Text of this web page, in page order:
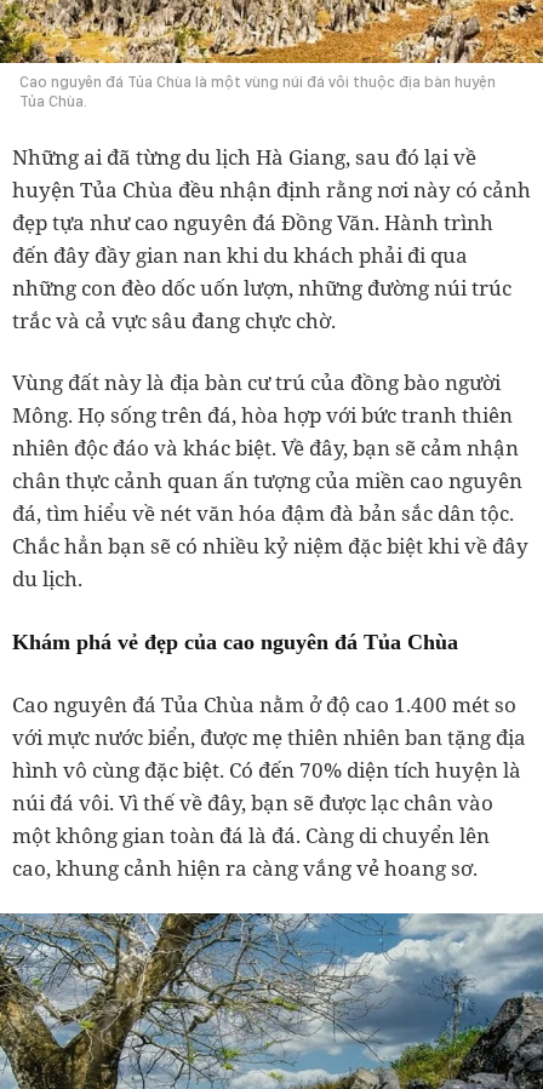
Cao nguyên đá Tủa Chùa là một vùng núi đá vôi thuộc địa bàn huyện
Tủa Chùa.
Những ai đã từng du lịch Hà Giang, sau đó lại về
huyện Tủa Chùa đều nhận định rằng nơi này có cảnh
đẹp tựa như cao nguyên đá Đồng Văn. Hành trình
đến đây đầy gian nan khi du khách phải đi qua
những con đèo dốc uốn lượn, những đường núi trúc
trắc và cả vực sâu đang chực chờ.
Vùng đất này là địa bàn cư trú của đồng bào người
Mông. Họ sống trên đá, hòa hợp với bức tranh thiên
nhiên độc đáo và khác biệt. Về đây, bạn sẽ cảm nhận
chân thực cảnh quan ấn tượng của miền cao nguyên
đá, tìm hiểu về nét văn hóa đậm đà bản sắc dân tộc.
Chắc hẳn bạn sẽ có nhiều kỷ niệm đặc biệt khi về đây
du lịch.
Khám phá vẻ đẹp của cao nguyên đá Tủa Chùa
Cao nguyên đá Tủa Chùa nằm ở độ cao 1.400 mét so
với mực nước biển, được mẹ thiên nhiên ban tặng địa
hình vô cùng đặc biệt. Có đến 70% diện tích huyện là
núi đá vôi. Vì thế về đây, bạn sẽ được lạc chân vào
một không gian toàn đá là đá. Càng di chuyển lên
cao, khung cảnh hiện ra càng vắng vẻ hoang sơ.